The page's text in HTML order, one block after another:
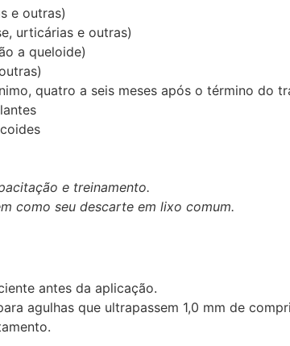
e outras)
urticárias e outras)
a queloide)
quatro a seis meses após o término do
e treinamento.
como seu descarte em lixo comum.
antes da aplicação.
agulhas que ultrapassem 1,0 mm de